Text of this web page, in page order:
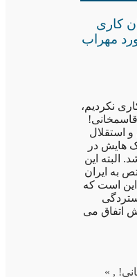
کاری
مهراب
نکردیم،
استقلال
هایش در
البته این
به ایران
است که
اتفاق می
,
»